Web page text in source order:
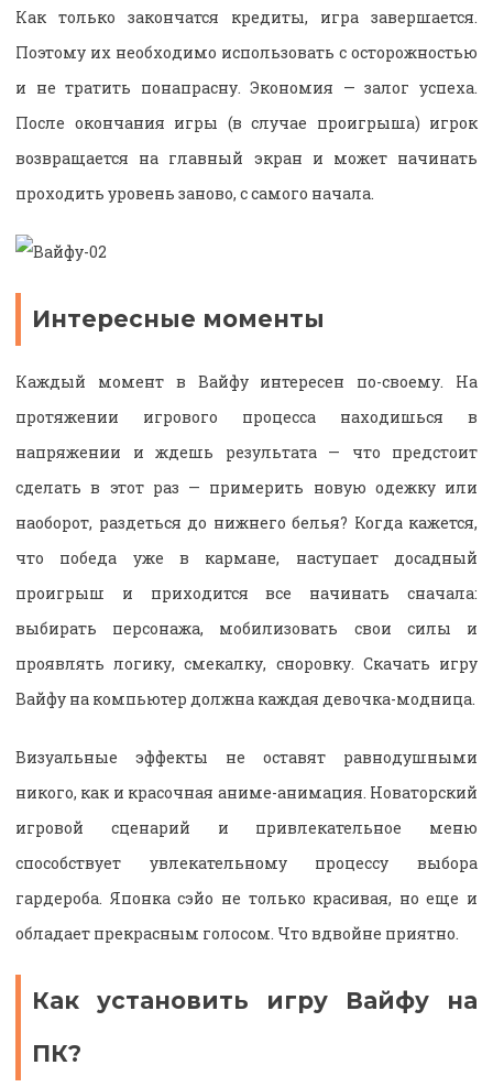
Как только закончатся кредиты, игра завершается.
Поэтому их необходимо использовать с осторожностью
и не тратить понапрасну. Экономия — залог успеха.
После окончания игры (в случае проигрыша) игрок
возвращается на главный экран и может начинать
проходить уровень заново, с самого начала.
Интересные моменты
Каждый момент в Вайфу интересен по-своему. На
протяжении игрового процесса находишься в
напряжении и ждешь результата — что предстоит
сделать в этот раз — примерить новую одежку или
наоборот, раздеться до нижнего белья? Когда кажется,
что победа уже в кармане, наступает досадный
проигрыш и приходится все начинать сначала:
выбирать персонажа, мобилизовать свои силы и
проявлять логику, смекалку, сноровку. Скачать игру
Вайфу на компьютер должна каждая девочка-модница.
Визуальные эффекты не оставят равнодушными
никого, как и красочная аниме-анимация. Новаторский
игровой сценарий и привлекательное меню
способствует увлекательному процессу выбора
гардероба. Японка сэйо не только красивая, но еще и
обладает прекрасным голосом. Что вдвойне приятно.
Как установить игру Вайфу на
ПК?